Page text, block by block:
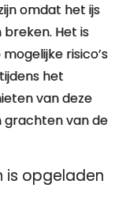
omdat het ijs
Het is
risico’s
het
van deze
van de
is opgeladen